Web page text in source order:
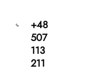
+48
507
113
211